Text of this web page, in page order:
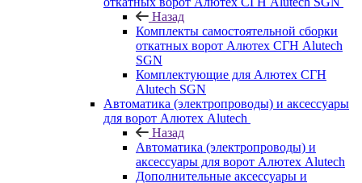
Назад
Комплекты самостоятельной сборки
откатных ворот Алютех СГН Alutech
SGN
Комплектующие для Алютех СГН
Alutech SGN
Автоматика (электропроводы) и аксессуары
для ворот Алютех Alutech
Назад
Автоматика (электропроводы) и
аксессуары для ворот Алютех Alutech
Дополнительные аксессуары и